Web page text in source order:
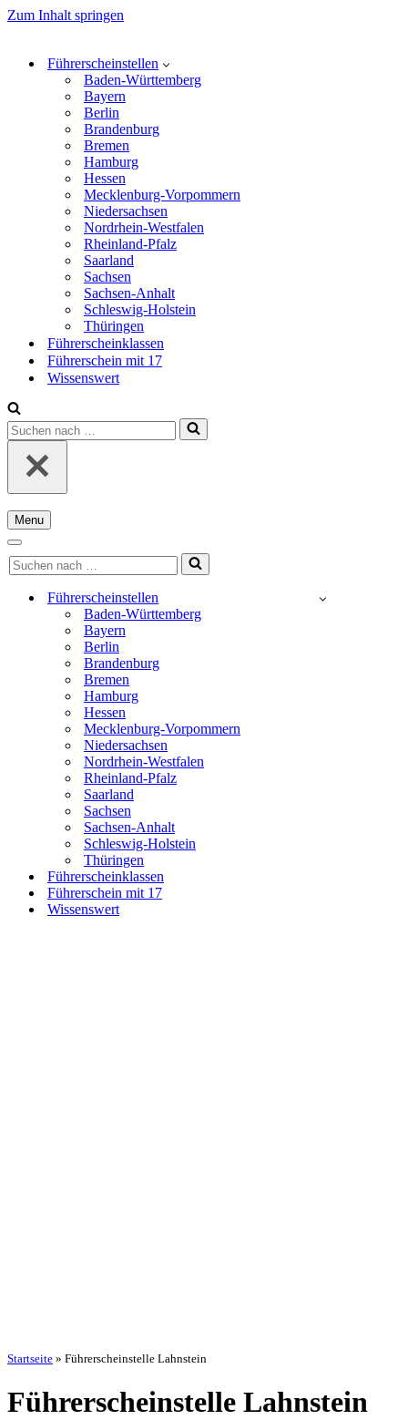
Zum Inhalt springen
Führerscheinstellen
Baden-Württemberg
Bayern
Berlin
Brandenburg
Bremen
Hamburg
Hessen
Mecklenburg-Vorpommern
Niedersachsen
Nordrhein-Westfalen
Rheinland-Pfalz
Saarland
Sachsen
Sachsen-Anhalt
Schleswig-Holstein
Thüringen
Führerscheinklassen
Führerschein mit 17
Wissenswert
Suchen
nach …
Menu
Navigationsmenü
Navigationsmenü
Suchen
nach …
Führerscheinstellen
Baden-Württemberg
Bayern
Berlin
Brandenburg
Bremen
Hamburg
Hessen
Mecklenburg-Vorpommern
Niedersachsen
Nordrhein-Westfalen
Rheinland-Pfalz
Saarland
Sachsen
Sachsen-Anhalt
Schleswig-Holstein
Thüringen
Führerscheinklassen
Führerschein mit 17
Wissenswert
Startseite » Führerscheinstelle Lahnstein
Führerscheinstelle Lahnstein